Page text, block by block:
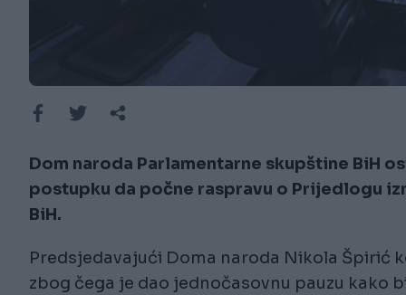
Dom naroda Parlamentarne skupštine BiH
postupku da počne raspravu o Prijedlogu
BiH.
Predsjedavajući Doma naroda Nikola Špirić
zbog čega je dao jednočasovnu pauzu kako